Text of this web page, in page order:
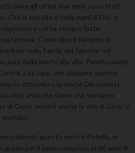
gli ultimi due mesi sono stati
Ora la sua vita è nella mani di Dio: è
a cui ha sempre fatto
terrena. Come dice il Vangelo di
nella Parola del Signore noi
dalla morte alla vita. Parafrasando
a lui caro, che abbiamo sentito
attraverso la morte Dio rivela la
vita: «Noi che siamo vivi, veniamo
di Gesù, perché anche la vita di Gesù si
donato questo nostro fratello, in
grazie per il bene compiuto in 66 anni di